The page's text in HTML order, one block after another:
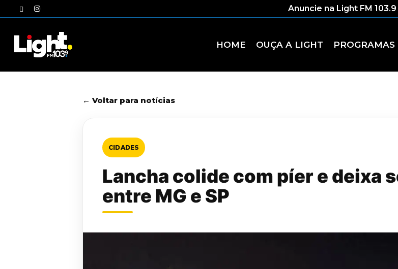
to
twitterinstagram Anuncie na Light FM 103.9
HOME OUÇA A LIGHT PROGRAMAS
← Voltar para notícias
CIDADES
Lancha colide com píer e deixa
entre MG e SP